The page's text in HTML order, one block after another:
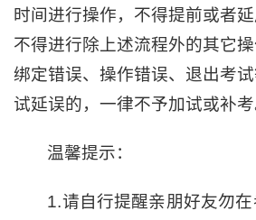
时间进行操作，不得提前或者延
不得进行除上述流程外的其它
绑定错误、操作错误、退出考
试延误的，一律不予加试或补考
温馨提示：
1.请自行提醒亲朋好友勿